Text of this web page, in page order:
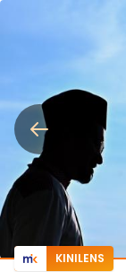
KINILENS